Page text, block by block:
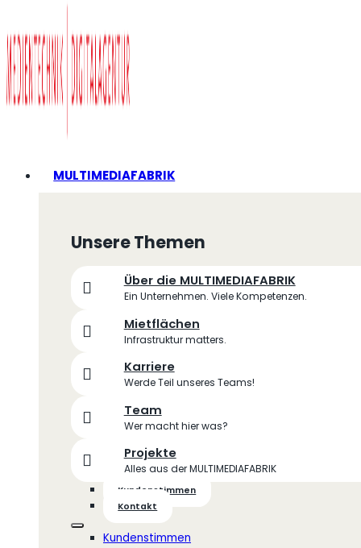
MULTIMEDIAFABRIK
Unsere Themen
Über die MULTIMEDIAFABRIK
Ein Unternehmen. Viele Kompetenzen.
Mietflächen
Infrastruktur matters.
Karriere
Werde Teil unseres Teams!
Team
Wer macht hier was?
Projekte
Alles aus der MULTIMEDIAFABRIK
Kundenstimmen
Kontakt
Kundenstimmen